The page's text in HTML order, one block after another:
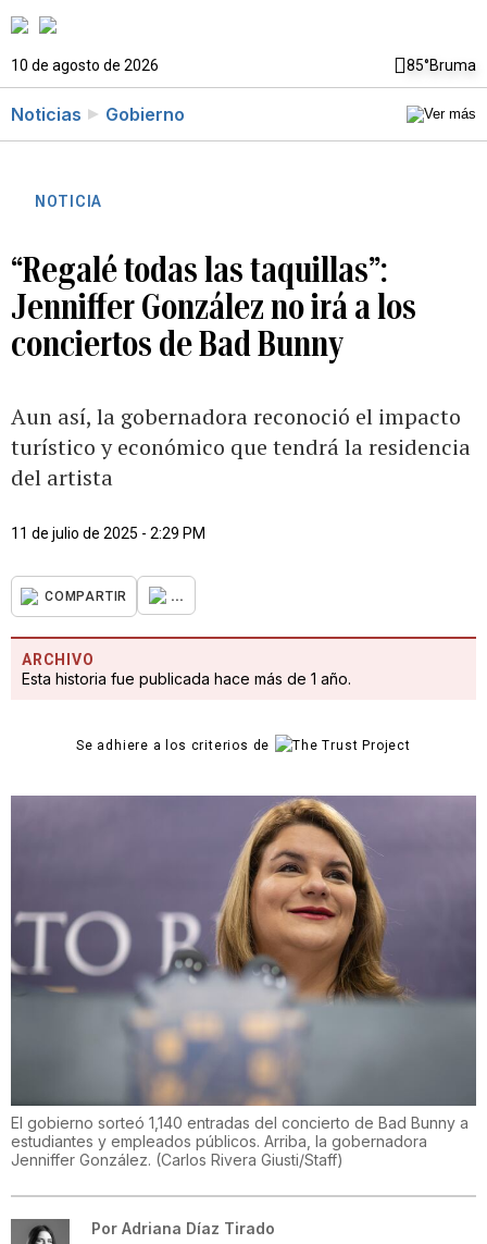
10 de agosto de 2026 85°Bruma
Noticias Gobierno
NOTICIA
“Regalé todas las taquillas”:
Jenniffer González no irá a los
conciertos de Bad Bunny
Aun así, la gobernadora reconoció el impacto
turístico y económico que tendrá la residencia
del artista
11 de julio de 2025 - 2:29 PM
COMPARTIR ...
ARCHIVO
Esta historia fue publicada hace más de 1 año.
Se adhiere a los criterios de
El gobierno sorteó 1,140 entradas del concierto de Bad Bunny a
estudiantes y empleados públicos. Arriba, la gobernadora
Jenniffer González. (Carlos Rivera Giusti/Staff)
Por Adriana Díaz Tirado